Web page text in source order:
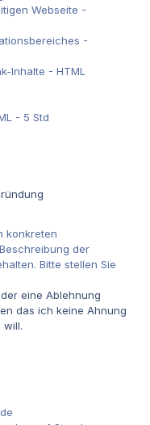
Webseite -
-
Inhalte - HTML
- 5 Std
konkreten
der
Bitte stellen Sie
eine Ablehnung
das ich keine Ahnung
will.